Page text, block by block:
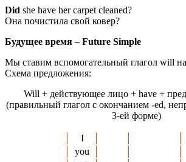
Did she have her carpet cleaned?
Она почистила свой ковер?
Будущее время – Future Simple
Мы ставим вспомогательный глагол will
Схема предложения:
Will + действующее лицо + have +
(правильный глагол с окончанием -ed,
3-ей форме)
I
you